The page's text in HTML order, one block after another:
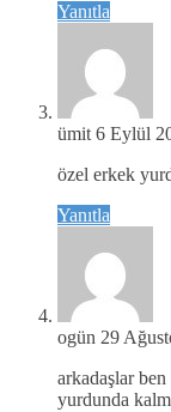
Yanıtla
ümit 6 Eylül
özel erkek
Yanıtla
ogün 29
arkadaşlar
yurdunda